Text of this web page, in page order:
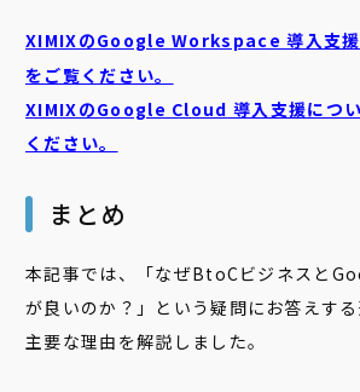
XIMIXのGoogle Workspace 導入支援
をご覧ください。
XIMIXのGoogle Cloud 導入支援につ
ください。
まとめ
本記事では、「なぜBtoCビジネスと
が良いのか？」という疑問にお答えす
主要な理由を解説しました。